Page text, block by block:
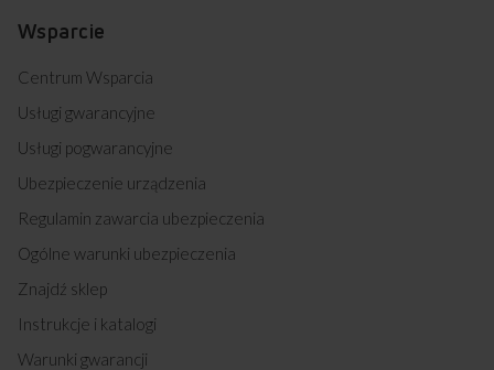
514GCE3.33ZPTSAQ(XXL) (kod: 54840)
514GCE3.43ZPTSKDAQ(XXL) (kod: 54841)
57GE2.33ZPPF(W) (kod: 54848)
57GE2.33ZPPF(XX) (kod: 54849)
57GE3.43HZPTADNAQ(XX) (kod: 54870)
57GE3.43HZPTADNAQ(W) (kod: 54871)
617GE2.33HZPTANQ(XX) (kod: 54873)
58IE2.320HTAB(W) (kod: 54876)
57GE3.33HZPTADPAQ(XX) (kod: 54898)
57GE3.33HZPTADPAQ(W) (kod: 54899)
Wsparcie
Centrum Wsparcia
Usługi gwarancyjne
Usługi pogwarancyjne
Ubezpieczenie urządzenia
Regulamin zawarcia ubezpieczenia
Ogólne warunki ubezpieczenia
Znajdź sklep
Instrukcje i katalogi
Warunki gwarancji